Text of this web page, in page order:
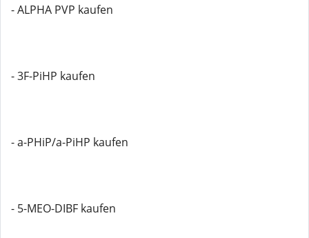
- ALPHA PVP kaufen
- 3F-PiHP kaufen
- a-PHiP/a-PiHP kaufen
- 5-MEO-DIBF kaufen